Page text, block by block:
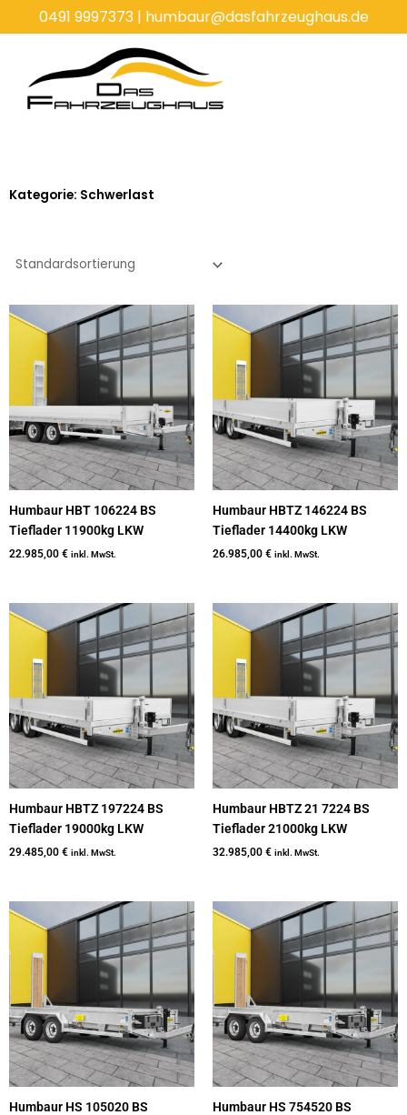
0491 9997373| humbaur@dasfahrzeughaus.de
Kategorie: Schwerlast
Humbaur HBT 106224 BS
Tieflader 11900kg LKW
22.985,00 € inkl. MwSt.
Humbaur HBTZ 146224 BS
Tieflader 14400kg LKW
26.985,00 € inkl. MwSt.
Humbaur HBTZ 197224 BS
Tieflader 19000kg LKW
29.485,00 € inkl. MwSt.
Humbaur HBTZ 21 7224 BS
Tieflader 21000kg LKW
32.985,00 € inkl. MwSt.
Humbaur HS 105020 BS
Humbaur HS 754520 BS